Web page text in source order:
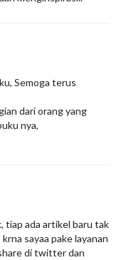
Semoga terus
dari orang yang
nya,
tiap ada artikel baru tak
sayaa pake layanan
di twitter dan